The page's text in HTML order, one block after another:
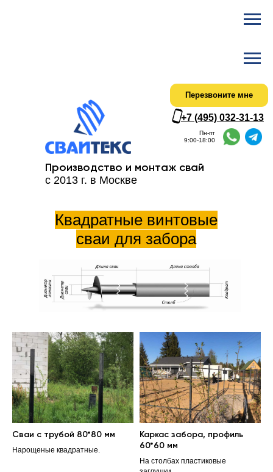
Производство и монтаж свай
с 2013 г. в Москве
Пн-пт
9:00-18:00
Перезвоните мне
+7 (495) 032-31-13
Квадратные винтовые
сваи для забора
Сваи с трубой 80*80 мм
Нарощеные квадратные.
Каркас забора, профиль
60*60 мм
На столбах пластиковые